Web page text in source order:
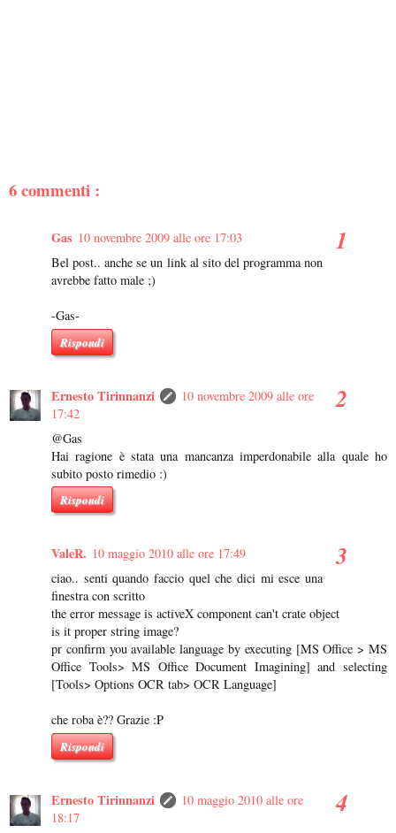
6 commenti :
Gas 10 novembre 2009 alle ore 17:03
Bel post.. anche se un link al sito del programma non
avrebbe fatto male ;)
-Gas-
Rispondi
Ernesto Tirinnanzi
10 novembre 2009 alle ore
17:42
@Gas
Hai ragione è stata una mancanza imperdonabile alla quale ho
subito posto rimedio :)
Rispondi
ValeR. 10 maggio 2010 alle ore 17:49
ciao.. senti quando faccio quel che dici mi esce una
finestra con scritto
the error message is activeX component can't crate object
is it proper string image?
pr confirm you available language by executing [MS Office > MS
Office Tools> MS Office Document Imagining] and selecting
[Tools> Options OCR tab> OCR Language]
che roba è?? Grazie :P
Rispondi
Ernesto Tirinnanzi
10 maggio 2010 alle ore
18:17